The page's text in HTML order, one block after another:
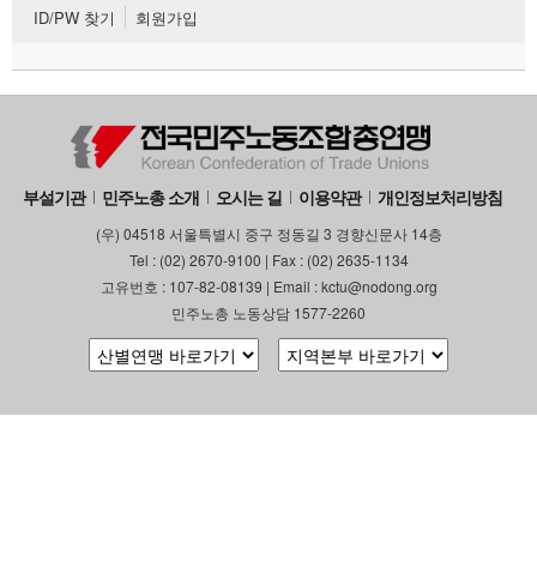
ID/PW 찾기 회원가입
부설기관 민주노총 소개 오시는 길 이용약관 개인정보처리방침
(우) 04518 서울특별시 중구 정동길 3 경향신문사 14층
Tel : (02) 2670-9100 | Fax : (02) 2635-1134
고유번호 : 107-82-08139 | Email : kctu@nodong.org
민주노총 노동상담 1577-2260